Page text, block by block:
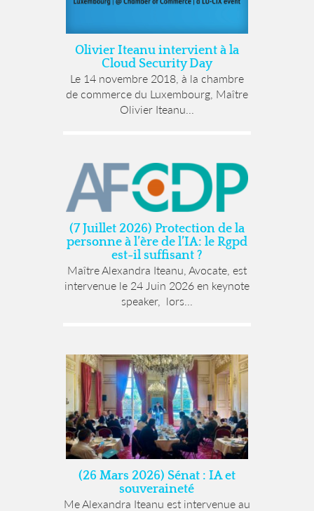
Olivier Iteanu intervient à la
Cloud Security Day
Le 14 novembre 2018, à la chambre
de commerce du Luxembourg, Maître
Olivier Iteanu...
(7 Juillet 2026) Protection de la
personne à l’ère de l’IA: le Rgpd
est-il suffisant ?
Maître Alexandra Iteanu, Avocate, est
intervenue le 24 Juin 2026 en keynote
speaker, lors...
(26 Mars 2026) Sénat : IA et
souveraineté
Me Alexandra Iteanu est intervenue au